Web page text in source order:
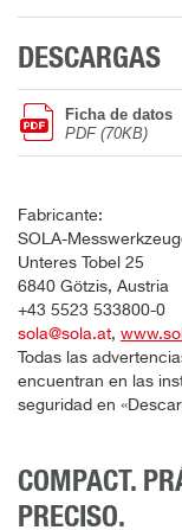
DESCARGAS
Ficha de datos
PDF (70KB)
Fabricante:
SOLA-
Unteres Tobel 25
6840 Götzis, Austria
+43 5523 533800-0
sola@sola.at,
Todas las
encuentran en las
seguridad en
COMPACT.
PRECISO.